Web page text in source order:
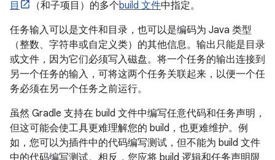
目
（和子项目）的多个build 文件中指定。
任务输入可以是文件和目录，也可以是编码为 Java 类型
（整数、字符串或自定义类）的其他信息。输出只能是目录
或文件，因为它们必须写入磁盘。将一个任务的输出连接到
另一个任务的输入，可将这两个任务关联起来，以便一个任
务必须在另一个任务之前运行。
虽然 Gradle 支持在 build 文件中编写任意代码和任务声明，
但这可能会使工具更难理解您的 build，也更难维护。例
如，您可以为插件中的代码编写测试，但不能为 build 文件
中的代码编写测试。相反，您应将 build 逻辑和任务声明限